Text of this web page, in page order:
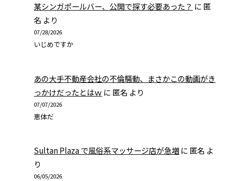
某シンガポールバー、公開で探す必要あった？ に 匿
名 より
07/28/2026
いじめですか
あの大手不動産会社の不倫騒動、まさかこの動画がき
っかけだったとはｗ に 匿名 より
07/07/2026
恵体だ
Sultan Plaza で風俗系マッサージ店が急増 に 匿名 よ
り
06/05/2026